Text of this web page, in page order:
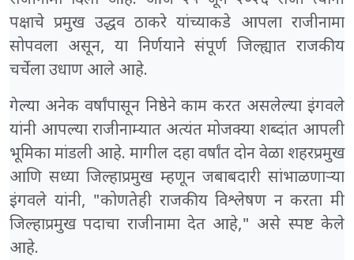
पक्षाचे प्रमुख उद्धव ठाकरे यांच्याकडे आपला राजीनामा
सोपवला असून, या निर्णयाने संपूर्ण जिल्ह्यात राजकीय
चर्चेला उधाण आले आहे.
गेल्या अनेक वर्षांपासून निष्ठेने काम करत असलेल्या इंगवले
यांनी आपल्या राजीनाम्यात अत्यंत मोजक्या शब्दांत आपली
भूमिका मांडली आहे. मागील दहा वर्षांत दोन वेळा शहरप्रमुख
आणि सध्या जिल्हाप्रमुख म्हणून जबाबदारी सांभाळणाऱ्या
इंगवले यांनी, "कोणतेही राजकीय विश्लेषण न करता मी
जिल्हाप्रमुख पदाचा राजीनामा देत आहे," असे स्पष्ट केले
आहे.